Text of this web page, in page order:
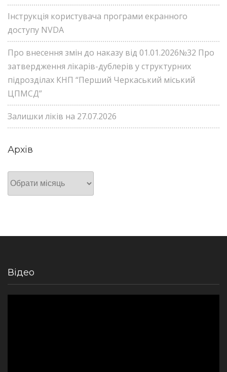
Інструкція користувача програми екранного
доступу NVDA
Про внесення змін до наказу від 01.01.2026№32 Про
затвердження лікарів-дублерів у структурних
підрозділах КНП “Перший Черкаський міський
ЦПМСД”
Залишки ліків на 27.07.2026
Архів
Архів
Відео